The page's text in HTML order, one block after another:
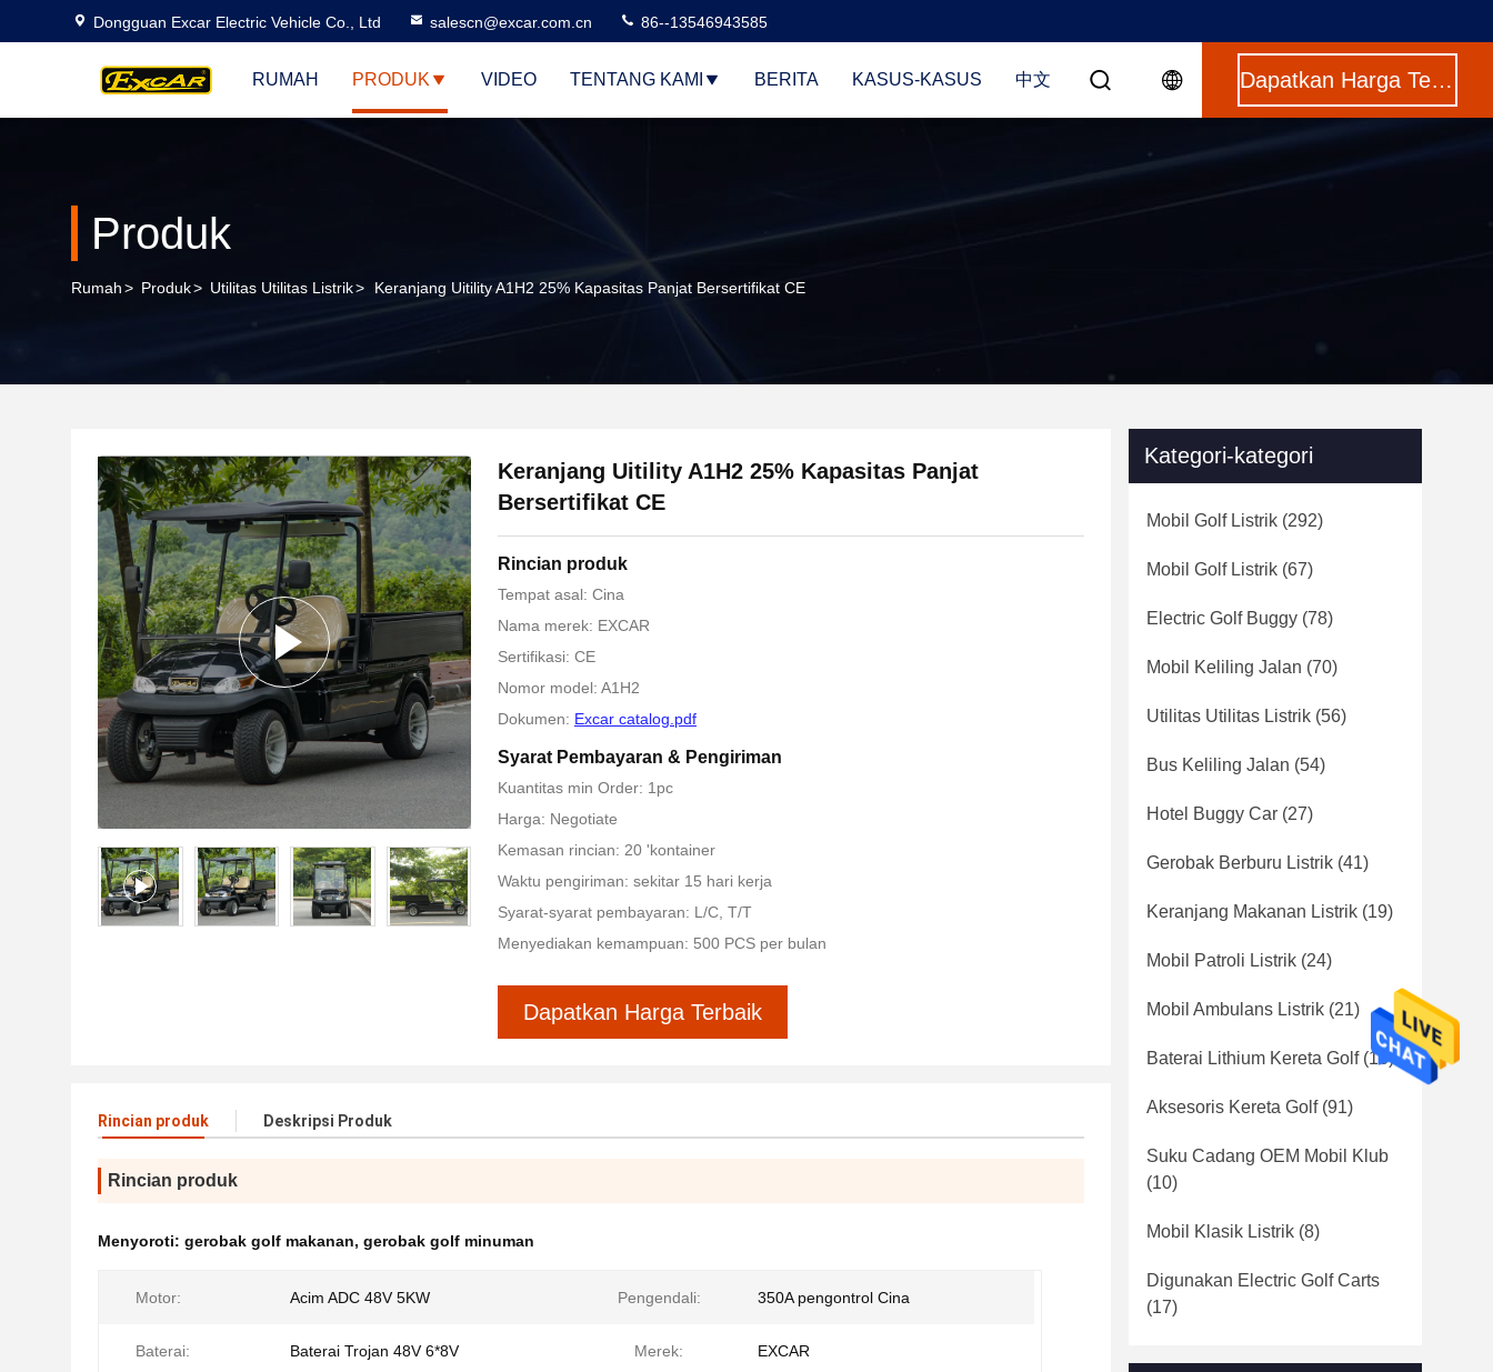
Dongguan Excar Electric Vehicle Co., Ltd salescn@excar.com.cn 86--13546943585
RUMAH PRODUK VIDEO TENTANG KAMI BERITA KASUS-KASUS 中文 Dapatkan Harga Terbaik
Produk
Rumah> Produk> Utilitas Utilitas Listrik> Keranjang Uitility A1H2 25% Kapasitas Panjat Bersertifikat CE
Keranjang Uitility A1H2 25% Kapasitas Panjat
Bersertifikat CE
Rincian produk
Tempat asal: Cina
Nama merek: EXCAR
Sertifikasi: CE
Nomor model: A1H2
Dokumen: Excar catalog.pdf
Syarat Pembayaran & Pengiriman
Kuantitas min Order: 1pc
Harga: Negotiate
Kemasan rincian: 20 'kontainer
Waktu pengiriman: sekitar 15 hari kerja
Syarat-syarat pembayaran: L/C, T/T
Menyediakan kemampuan: 500 PCS per bulan
Dapatkan Harga Terbaik
Rincian produk Deskripsi Produk
Rincian produk
Menyoroti: gerobak golf makanan, gerobak golf minuman
Motor: Acim ADC 48V 5KW Pengendali: 350A pengontrol Cina
Baterai: Baterai Trojan 48V 6*8V Merek: EXCAR
Kategori-kategori
Mobil Golf Listrik (292)
Mobil Golf Listrik (67)
Electric Golf Buggy (78)
Mobil Keliling Jalan (70)
Utilitas Utilitas Listrik (56)
Bus Keliling Jalan (54)
Hotel Buggy Car (27)
Gerobak Berburu Listrik (41)
Keranjang Makanan Listrik (19)
Mobil Patroli Listrik (24)
Mobil Ambulans Listrik (21)
Baterai Lithium Kereta Golf(16)
Aksesoris Kereta Golf(91)
Suku Cadang OEM Mobil Klub
(10)
Mobil Klasik Listrik (8)
Digunakan Electric Golf Carts
(17)